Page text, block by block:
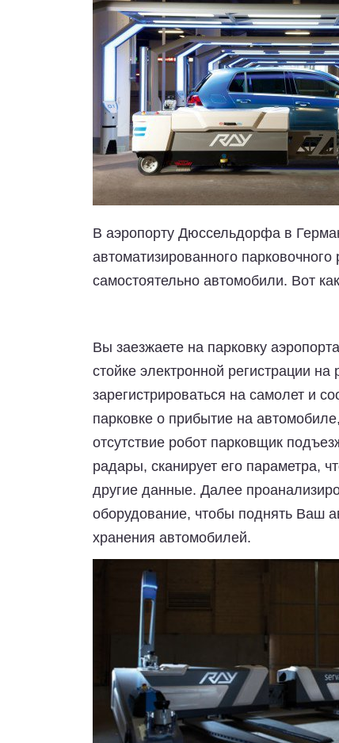
В аэропорту Дюссельдорфа в
автоматизированного
самостоятельно автомобили. Вот
Вы заезжаете на парковку
стойке электронной регистрации
зарегистрироваться на самолет и
парковке о прибытие на
отсутствие робот парковщик
радары, сканирует его параметра,
другие данные. Далее
оборудование, чтобы поднять Ваш
хранения автомобилей.